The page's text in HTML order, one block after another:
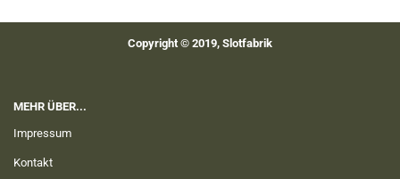
Copyright © 2019, Slotfabrik
MEHR ÜBER...
Impressum
Kontakt